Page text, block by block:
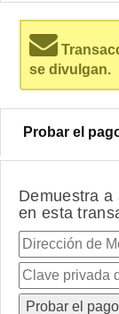
se divulgan.
Probar el
Demuestra a
en esta